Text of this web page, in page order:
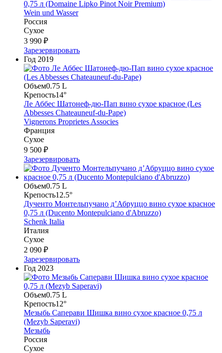
0,75 л (Domaine Lipko Pinot Noir Premium)
Wein und Wasser
Россия
Сухое
3 990 ₽
Зарезервировать
Год 2019
Объем0.75 L
Крепость14°
Ле Аббес Шатонеф-дю-Пап вино сухое красное (Les
Abbesses Chateauneuf-du-Pape)
Vignerons Proprietes Associes
Франция
Сухое
9 500 ₽
Зарезервировать
Объем0.75 L
Крепость12.5°
Дученто Монтельпучано д’Абруццо вино сухое красное
0,75 л (Ducento Montepulciano d'Abruzzo)
Schenk Italia
Италия
Сухое
2 090 ₽
Зарезервировать
Год 2023
Объем0.75 L
Крепость12°
Мезыбь Саперави Шишка вино сухое красное 0,75 л
(Mezyb Saperavi)
Мезыбь
Россия
Сухое